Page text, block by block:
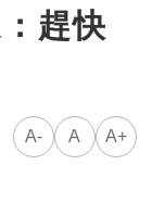
趕快
A- A A+